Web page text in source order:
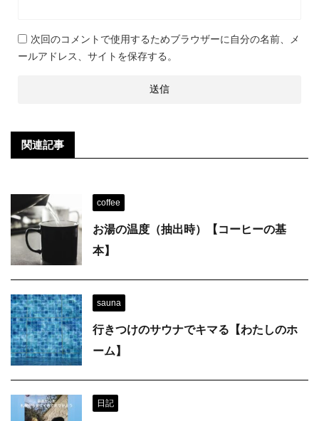
次回のコメントで使用するためブラウザーに自分の名前、メ
ールアドレス、サイトを保存する。
関連記事
coffee
お湯の温度（抽出時）【コーヒーの基
本】
sauna
行きつけのサウナでキマる【わたしのホ
ーム】
日記